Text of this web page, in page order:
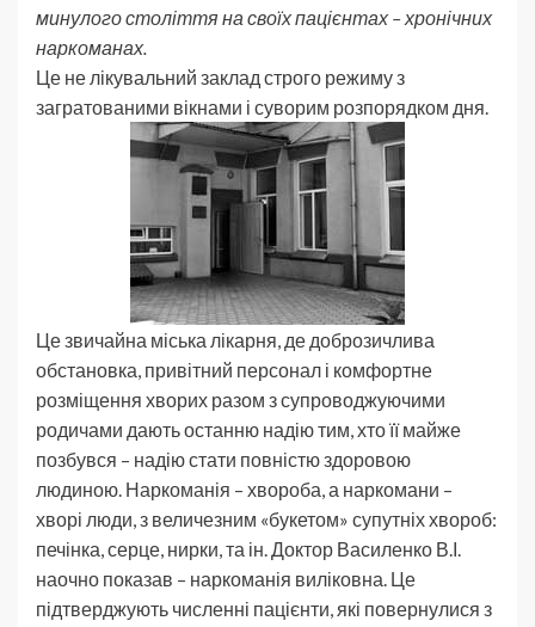
минулого століття на своїх пацієнтах – хронічних
наркоманах.
Це не лікувальний заклад строго режиму з
загратованими вікнами і суворим розпорядком дня.
Це звичайна міська лікарня, де доброзичлива
обстановка, привітний персонал і комфортне
розміщення хворих разом з супроводжуючими
родичами дають останню надію тим, хто її майже
позбувся – надію стати повністю здоровою
людиною. Наркоманія – хвороба, а наркомани –
хворі люди, з величезним «букетом» супутніх хвороб:
печінка, серце, нирки, та ін. Доктор Василенко В.І.
наочно показав – наркоманія виліковна. Це
підтверджують численні пацієнти, які повернулися з